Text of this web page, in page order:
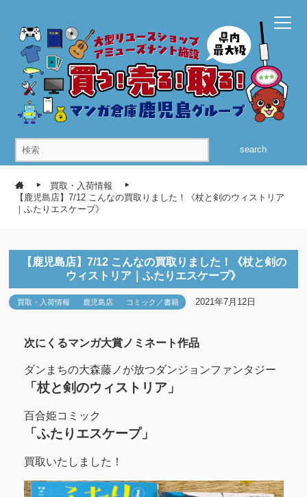
search
買取・入荷情報
【鹿児島店】7/12 こんなの買取りました！《杖と剣のウィストリア
｜ふたりエスケープ》
【鹿児島店】7/12 こんなの買取りました！《杖と剣の
ウィストリア｜ふたりエスケープ》
買取・入荷情報 鹿児島店 コミック／書籍 2021年7月12日
次にくるマンガ大賞ノミネート作品
ダンまちの大森藤ノが放つダンジョンファンタジー
「杖と剣のウィストリア」
百合姫コミック
「ふたりエスケープ」
買取いたしました！